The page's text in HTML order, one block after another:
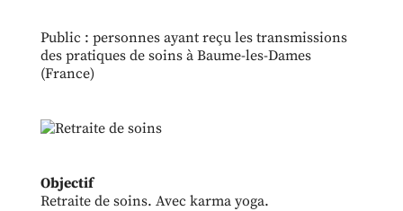
Public : personnes ayant reçu les transmissions
des pratiques de soins à Baume-les-Dames
(France)
Objectif
Retraite de soins. Avec karma yoga.